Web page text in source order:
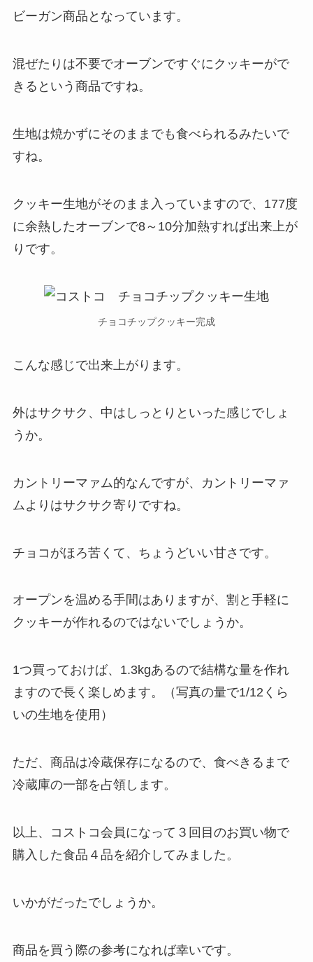
ビーガン商品となっています。
混ぜたりは不要でオーブンですぐにクッキーがで
きるという商品ですね。
生地は焼かずにそのままでも食べられるみたいで
すね。
クッキー生地がそのまま入っていますので、177度
に余熱したオーブンで8～10分加熱すれば出来上が
りです。
チョコチップクッキー完成
こんな感じで出来上がります。
外はサクサク、中はしっとりといった感じでしょ
うか。
カントリーマァム的なんですが、カントリーマァ
ムよりはサクサク寄りですね。
チョコがほろ苦くて、ちょうどいい甘さです。
オープンを温める手間はありますが、割と手軽に
クッキーが作れるのではないでしょうか。
1つ買っておけば、1.3kgあるので結構な量を作れ
ますので長く楽しめます。（写真の量で1/12くら
いの生地を使用）
ただ、商品は冷蔵保存になるので、食べきるまで
冷蔵庫の一部を占領します。
以上、コストコ会員になって３回目のお買い物で
購入した食品４品を紹介してみました。
いかがだったでしょうか。
商品を買う際の参考になれば幸いです。